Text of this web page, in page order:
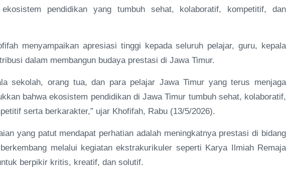
pendidikan yang tumbuh sehat, kolaboratif, kompetitif, dan
menyampaikan apresiasi tinggi kepada seluruh pelajar, guru, kepala
dalam membangun budaya prestasi di Jawa Timur.
sekolah, orang tua, dan para pelajar Jawa Timur yang terus menjaga
bahwa ekosistem pendidikan di Jawa Timur tumbuh sehat, kolaboratif,
serta berkarakter,” ujar Khofifah, Rabu (13/5/2026).
yang patut mendapat perhatian adalah meningkatnya prestasi di bidang
melalui kegiatan ekstrakurikuler seperti Karya Ilmiah Remaja
berpikir kritis, kreatif, dan solutif.